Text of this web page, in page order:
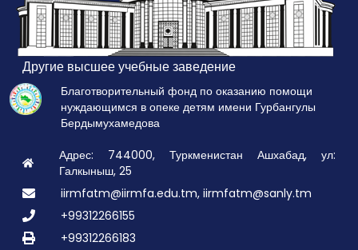
Другие высшее учебные заведение
Благотворительный фонд по оказанию помощи
нуждающимся в опеке детям имени Гурбангулы
Бердымухамедова
Адрес: 744000, Туркменистан Ашхабад, ул:
Галкыныш, 25
iirmfatm@iirmfa.edu.tm, iirmfatm@sanly.tm
+99312266155
+99312266183